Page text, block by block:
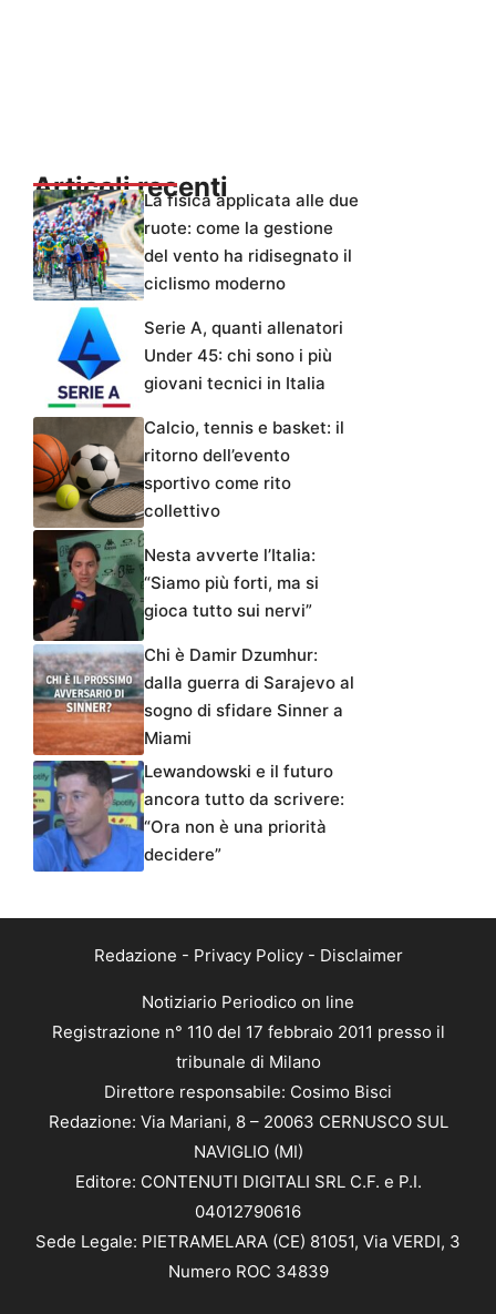
Articoli recentiLa fisica applicata alle due
ruote: come la gestione
del vento ha ridisegnato il
ciclismo moderno
Serie A, quanti allenatori
Under 45: chi sono i più
giovani tecnici in Italia
Calcio, tennis e basket: il
ritorno dell’evento
sportivo come rito
collettivo
Nesta avverte l’Italia:
“Siamo più forti, ma si
gioca tutto sui nervi”
Chi è Damir Dzumhur:
dalla guerra di Sarajevo al
sogno di sfidare Sinner a
Miami
Lewandowski e il futuro
ancora tutto da scrivere:
“Ora non è una priorità
decidere”
Redazione - Privacy Policy- Disclaimer
Notiziario Periodico on line
Registrazione n° 110 del 17 febbraio 2011 presso il
tribunale di Milano
Direttore responsabile: Cosimo Bisci
Redazione: Via Mariani, 8 – 20063 CERNUSCO SUL
NAVIGLIO (MI)
Editore: CONTENUTI DIGITALI SRL C.F. e P.I.
04012790616
Sede Legale: PIETRAMELARA (CE) 81051, Via VERDI, 3
Numero ROC 34839